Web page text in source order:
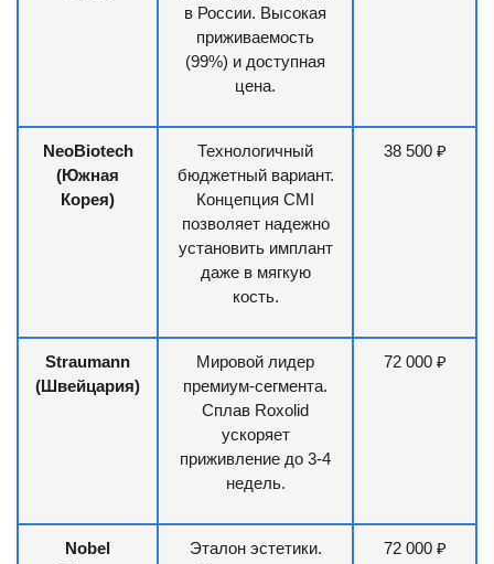
в России. Высокая
приживаемость
(99%) и доступная
цена.
NeoBiotech
(Южная
Корея)
Технологичный
бюджетный вариант.
Концепция CMI
позволяет надежно
установить имплант
даже в мягкую
кость.
38 500 ₽
Straumann
(Швейцария)
Мировой лидер
премиум-сегмента.
Сплав Roxolid
ускоряет
приживление до 3-4
недель.
72 000 ₽
Nobel
Эталон эстетики.
72 000 ₽